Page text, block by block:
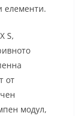
елементи.
S,
от
модул,